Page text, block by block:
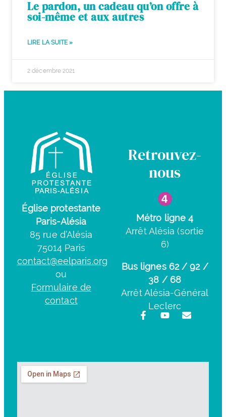
Le pardon, un cadeau qu’on offre à
soi-même et aux autres
LIRE LA SUITE »
2 décembre 2021
Église protestante
Paris-Alésia
85 rue d’Alésia
75014 Paris
contact@eelparis.org
ou
Formulaire de
contact
Retrouvez-
nous
Métro ligne 4
Arrêt Alésia (sortie
6)
Bus lignes 62 / 92 /
38 / 68
Arrêt Alésia-Général
Leclerc